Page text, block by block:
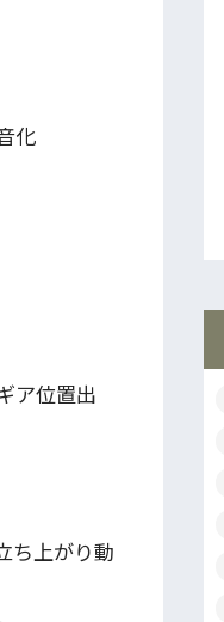
化
ア位置出
ち上がり動